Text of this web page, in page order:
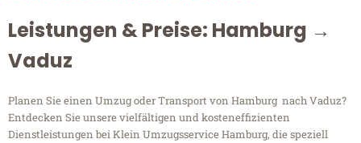
Leistungen & Preise: Hamburg →
Vaduz
Planen Sie einen Umzug oder Transport von Hamburg nach Vaduz?
Entdecken Sie unsere vielfältigen und kosteneffizienten
Dienstleistungen bei Klein Umzugsservice Hamburg, die speziell